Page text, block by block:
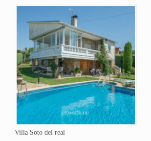
Villa Soto del real